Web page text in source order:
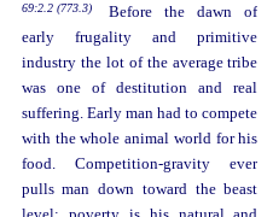
69:2.2 (773.3)
Before the dawn of
early frugality and primitive
industry the lot of the average tribe
was one of destitution and real
suffering. Early man had to compete
with the whole animal world for his
food. Competition-gravity ever
pulls man down toward the beast